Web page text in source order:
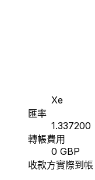
Xe
匯率
1.337200
轉帳費用
0 GBP
收款方實際到帳